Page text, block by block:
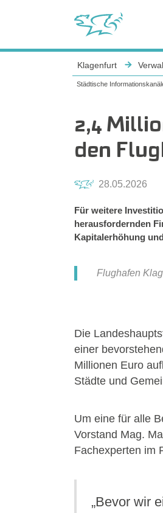
Klagenfurt
Städtische
2,4
den
28.05.2026
Für weitere
herausfordernden
Kapitalerhöhung
Flughafen
Die
einer
Millionen Euro
Städte und
Um eine für alle
Vorstand Mag.
Fachexperten im
„Bevor wir